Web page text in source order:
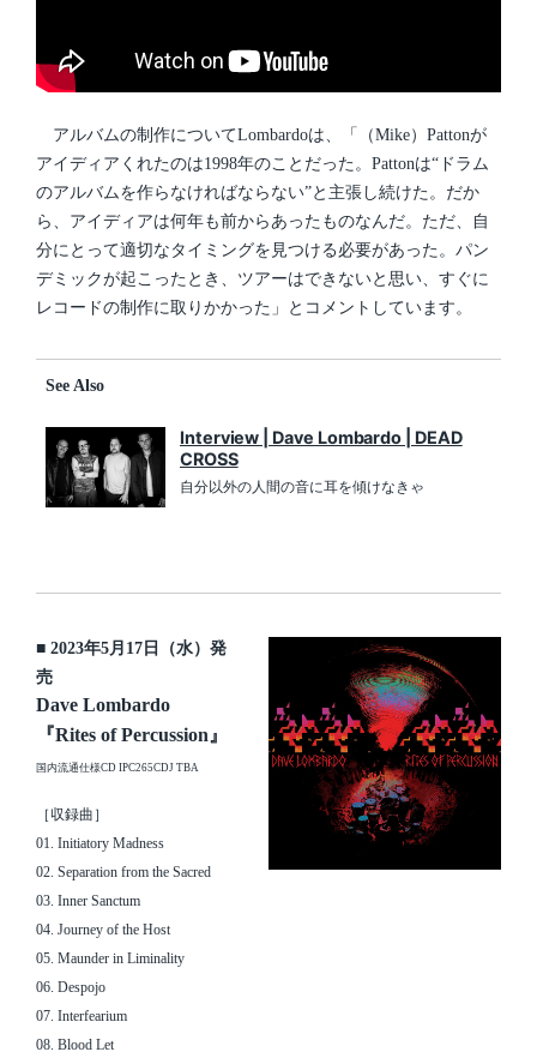
アルバムの制作についてLombardoは、「（Mike）Pattonが
アイディアくれたのは1998年のことだった。Pattonは“ドラム
のアルバムを作らなければならない”と主張し続けた。だか
ら、アイディアは何年も前からあったものなんだ。ただ、自
分にとって適切なタイミングを見つける必要があった。パン
デミックが起こったとき、ツアーはできないと思い、すぐに
レコードの制作に取りかかった」とコメントしています。
See Also
Interview | Dave Lombardo | DEAD
CROSS
自分以外の人間の音に耳を傾けなきゃ
■ 2023年5月17日（水）発
売
Dave Lombardo
『Rites of Percussion』
国内流通仕様CD IPC265CDJ TBA
［収録曲］
01. Initiatory Madness
02. Separation from the Sacred
03. Inner Sanctum
04. Journey of the Host
05. Maunder in Liminality
06. Despojo
07. Interfearium
08. Blood Let